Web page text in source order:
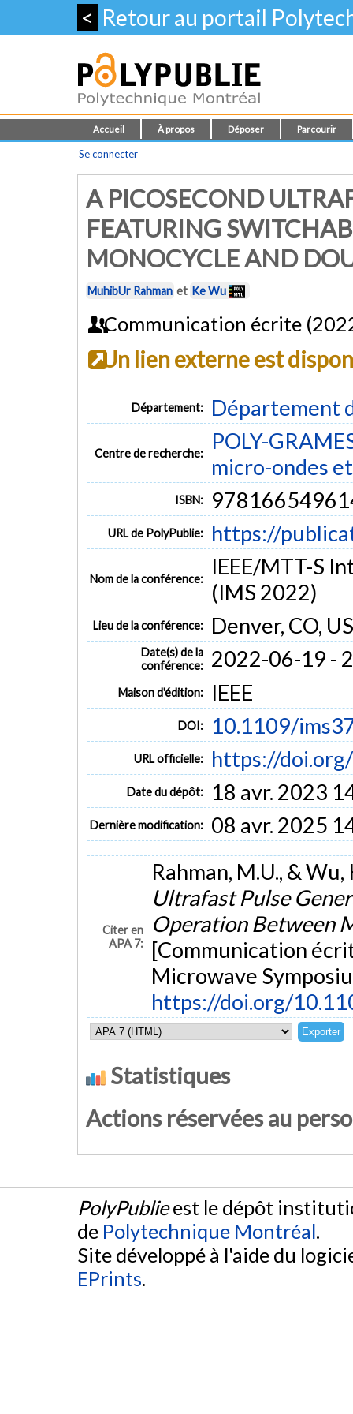
< Retour au portail
Accueil À propos Déposer Parcourir
Se connecter
A PICOSECOND
FEATURING
MONOCYCLE AND
MuhibUr Rahman et Ke Wu
Communication écrite
Un lien externe est
Département: Département
Centre de recherche:
POLY-
micro-ondes
ISBN:
URL de PolyPublie: https://
Nom de la conférence:
IEEE/MTT-S
(IMS 2022)
Lieu de la conférence: Denver, CO,
Date(s) de la
conférence:
2022-06-19 -
Maison d'édition: IEEE
DOI: 10.1109/
URL officielle: https://
Date du dépôt: 18 avr. 2023
Dernière modification: 08 avr. 2025
Citer en
APA 7:
Rahman, M.U., &
Ultrafast Pulse
Operation Between
[Communication
Microwave
https://doi.org/
Statistiques
Actions réservées au
PolyPublieest le dépôt
de Polytechnique Montréal.
Site développé à l'aide du
EPrints.